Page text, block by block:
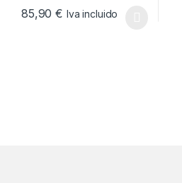
85,90€ Iva incluido